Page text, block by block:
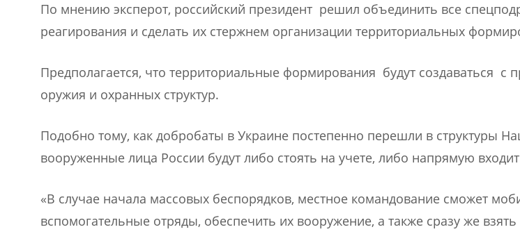
По мнению эксперот, российский президент решил объединить все
реагирования и сделать их стержнем организации территориальных
Предполагается, что территориальные формирования будут создаваться с
оружия и охранных структур.
Подобно тому, как добробаты в Украине постепенно перешли в структуры
вооруженные лица России будут либо стоять на учете, либо напрямую
«В случае начала массовых беспорядков, местное командование сможет
вспомогательные отряды, обеспечить их вооружение, а также сразу же